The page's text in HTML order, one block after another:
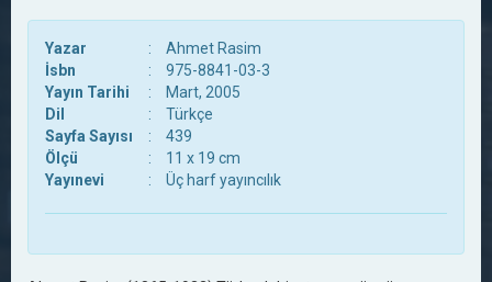
Yazar :
Ahmet Rasim
İsbn
:
975-8841-03-3
Yayın Tarihi
:
Mart, 2005
Dil
:
Türkçe
Sayfa Sayısı
:
439
Ölçü
:
11 x 19 cm
Yayınevi
: Üç harf yayıncılık